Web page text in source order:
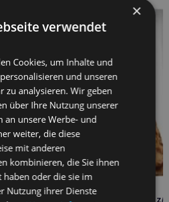
HILL’S Food Sensitivities z/d
×
verwendet
Cookies, um Inhalte und
und unseren
zu analysieren. Wir geben
über Ihre Nutzung unserer
an unsere Werbe- und
weiter, die diese
mit anderen
kombinieren, die Sie ihnen
haben oder die sie im
Nutzung ihrer Dienste